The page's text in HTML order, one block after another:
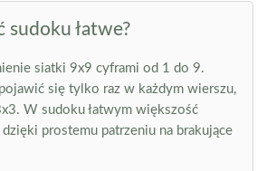
sudoku łatwe?
siatki 9x9 cyframi od 1 do 9.
się tylko raz w każdym wierszu,
W sudoku łatwym większość
prostemu patrzeniu na brakujące